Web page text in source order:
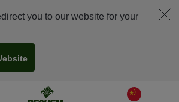
you to our website for your